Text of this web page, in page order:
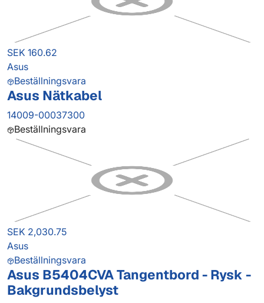
SEK 160.62
Asus
Beställningsvara
Asus Nätkabel
14009-00037300
Beställningsvara
SEK 2,030.75
Asus
Beställningsvara
Asus B5404CVA Tangentbord - Rysk -
Bakgrundsbelyst